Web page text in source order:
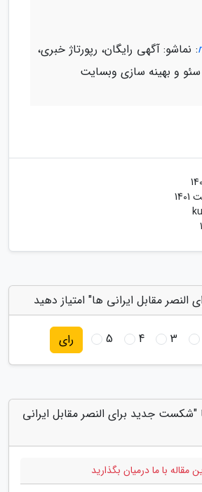
: نماشو: آگهی رایگان، رپورتاژ خبری،
و بهینه سازی وبسایت
مقابل ایرانی ها" امتیاز دهید
3
4
5 رای
"شکست جدید برای النصر مقابل ایرانی
مقاله با ما درمیان بگذارید